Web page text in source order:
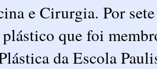
e Cirurgia. Por
que foi
da Escola